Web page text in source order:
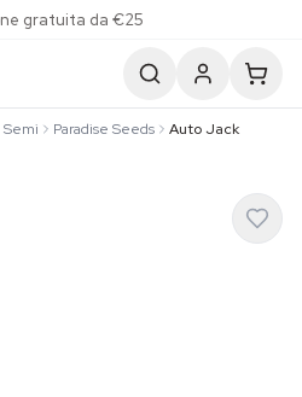
gratuita da €25
Semi Paradise Seeds Auto Jack